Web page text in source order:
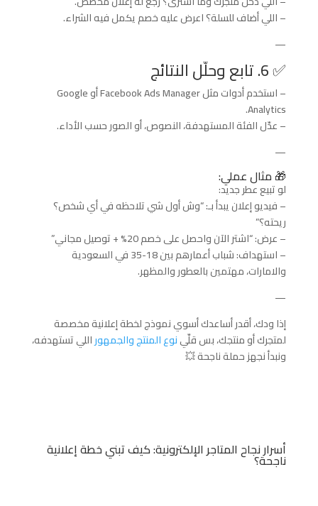
– اللي أضاف للسلة؟ اعرض عليه خصم يكمل فيه الشراء.
—
✅ 6. تابع وحلّل النتائج
– استخدم أدوات مثل Facebook Ads Manager أو Google
Analytics.
– عدّل الفئة المستهدفة، النصوص، أو الصور حسب الأداء.
—
🎁 مثال عملي:
لو تبيع عطر جديد:
– فيديو إعلان يبدأ بـ: “وش أول شي تلاحظه في أي شخص؟
ريحته؟”
– عرض: “اشتر الآن واحصل على خصم 20% + توصيل مجاني”
– استهداف: شباب أعمارهم بين 18-35 في السعودية
والامارات، مهتمين بالعطور والمظهر.
—
إذا ودك، أقدر أساعدك أسوي نموذج لخطة إعلانية مخصصة
لمتجرك أو منتجك، بس قلّينوع المنتج والجمهوراللي تستهدفه،
ونبدأ نجهز حملة ناجحة 💥
أسرار نجاح المتاجر الإلكترونية: كيف تبني خطة إعلانية
ناجحة؟